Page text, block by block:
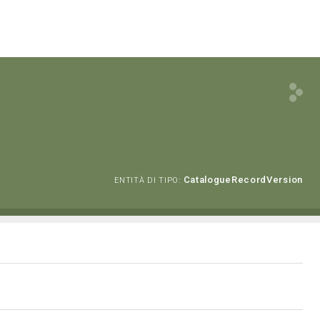
ENTITÀ DI TIPO: CatalogueRecordVersion